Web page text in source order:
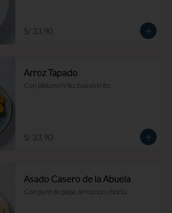
S/ 33.90
Arroz Tapado
Con plátano frito, huevo frito.
S/ 33.90
Asado Casero de la Abuela
Con puré de papa, arroz con choclo.